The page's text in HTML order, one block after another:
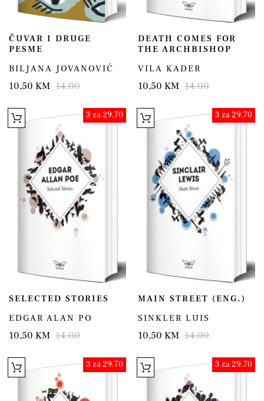
ČUVAR I DRUGE
PESME
BILJANA JOVANOVIĆ
10,50 KM 14.00
DEATH COMES FOR
THE ARCHBISHOP
VILA KADER
10,50 KM 14.00
3 za 29.70
SELECTED STORIES
EDGAR ALAN PO
10,50 KM 14.00
3 za 29.70
MAIN STREET (ENG.)
SINKLER LUIS
10,50 KM 14.00
3 za 29.70 3 za 29.70